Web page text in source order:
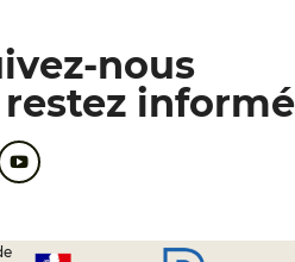
nous
informé